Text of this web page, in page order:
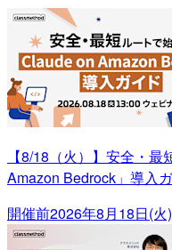
【8/18（火）】安全・
Amazon Bedrock」導入
開催前2026年8月18日(火